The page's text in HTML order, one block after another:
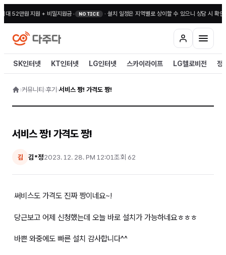
대 52만원 지원 + 비밀지원금• NOTICE · 설치 일정은 지역별로 상이할 수 있으니 상담 시 확인
SK인터넷 KT인터넷 LG인터넷 스카이라이프 LG헬로비전 정
›커뮤니티 ›후기 ›서비스 짱! 가격도 짱!
서비스 짱! 가격도 짱!
김 김*정2023. 12. 28. PM 12:01조회 62
써비스도 가격도 진짜 짱이네요~!
당근보고 어제 신청했는데 오늘 바로 설치가 가능하네요ㅎㅎㅎ
바쁜 와중에도 빠른 설치 감사합니다^^